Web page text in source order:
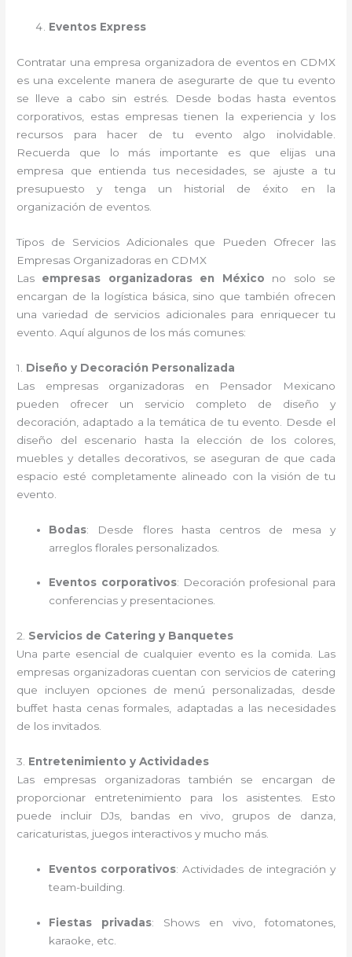
Eventos Express
Contratar una empresa organizadora de eventos en CDMX
es una excelente manera de asegurarte de que tu evento
se lleve a cabo sin estrés. Desde bodas hasta eventos
corporativos, estas empresas tienen la experiencia y los
recursos para hacer de tu evento algo inolvidable.
Recuerda que lo más importante es que elijas una
empresa que entienda tus necesidades, se ajuste a tu
presupuesto y tenga un historial de éxito en la
organización de eventos.
Tipos de Servicios Adicionales que Pueden Ofrecer las
Empresas Organizadoras en CDMX
Las empresas organizadoras en México no solo se
encargan de la logística básica, sino que también ofrecen
una variedad de servicios adicionales para enriquecer tu
evento. Aquí algunos de los más comunes:
1. Diseño y Decoración Personalizada
Las empresas organizadoras en Pensador Mexicano
pueden ofrecer un servicio completo de diseño y
decoración, adaptado a la temática de tu evento. Desde el
diseño del escenario hasta la elección de los colores,
muebles y detalles decorativos, se aseguran de que cada
espacio esté completamente alineado con la visión de tu
evento.
Bodas: Desde flores hasta centros de mesa y
arreglos florales personalizados.
Eventos corporativos: Decoración profesional para
conferencias y presentaciones.
2. Servicios de Catering y Banquetes
Una parte esencial de cualquier evento es la comida. Las
empresas organizadoras cuentan con servicios de catering
que incluyen opciones de menú personalizadas, desde
buffet hasta cenas formales, adaptadas a las necesidades
de los invitados.
3. Entretenimiento y Actividades
Las empresas organizadoras también se encargan de
proporcionar entretenimiento para los asistentes. Esto
puede incluir DJs, bandas en vivo, grupos de danza,
caricaturistas, juegos interactivos y mucho más.
Eventos corporativos: Actividades de integración y
team-building.
Fiestas privadas: Shows en vivo, fotomatones,
karaoke, etc.